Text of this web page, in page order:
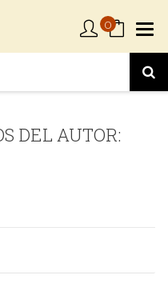
0
DEL AUTOR: